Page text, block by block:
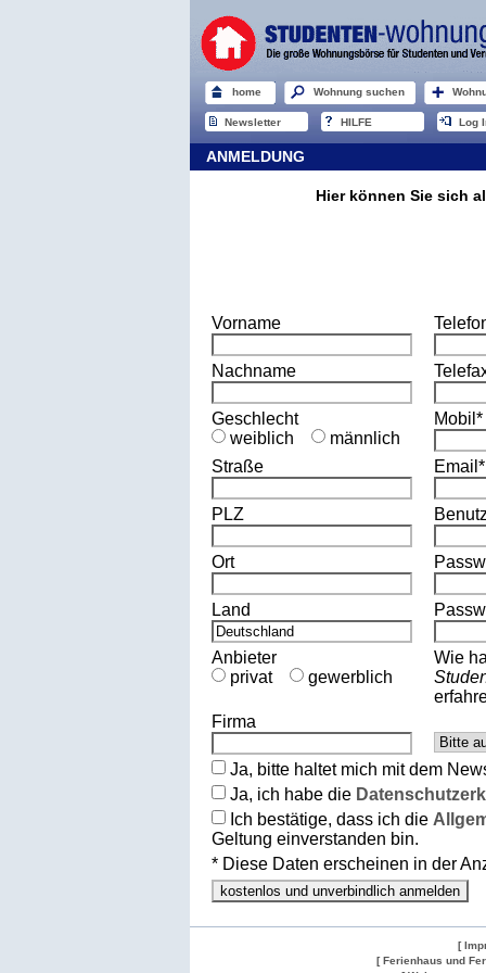
home Wohnung suchen
Newsletter HILFE Log
ANMELDUNG
Hier können Sie sich
Vorname
Nachname
Geschlecht
weiblich
männlich
Mobil*
Straße Email*
PLZ
Ort
Land
Anbieter
privat
gewerblich
Wie
Firma
Ja, bitte haltet mich mit dem
Ja, ich habe die
Ich bestätige, dass ich die
Geltung einverstanden bin.
* Diese Daten erscheinen in der
[
[ Ferienhaus und